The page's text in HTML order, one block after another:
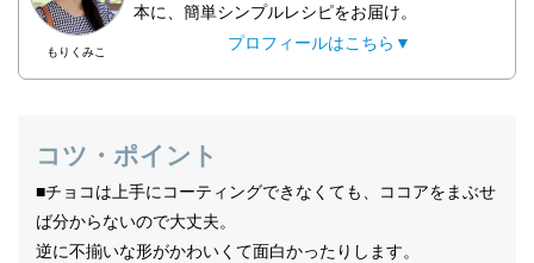
もりくみこ
本に、簡単シンプルレシピをお届け。
プロフィールはこちら▼
コツ・ポイント
■チョコは上手にコーティングできなくても、ココアをまぶせ
ば分からないので大丈夫。
逆に不揃いな形がかわいくて面白かったりします。